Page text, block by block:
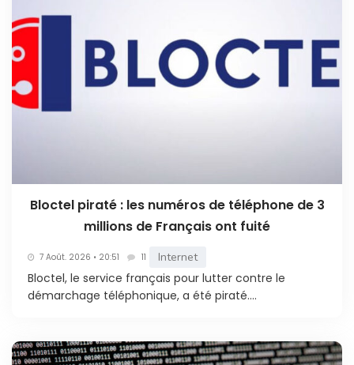
Bloctel piraté : les numéros de téléphone de 3
millions de Français ont fuité
7 Août. 2026 • 20:51 11 Internet
Bloctel, le service français pour lutter contre le
démarchage téléphonique, a été piraté....